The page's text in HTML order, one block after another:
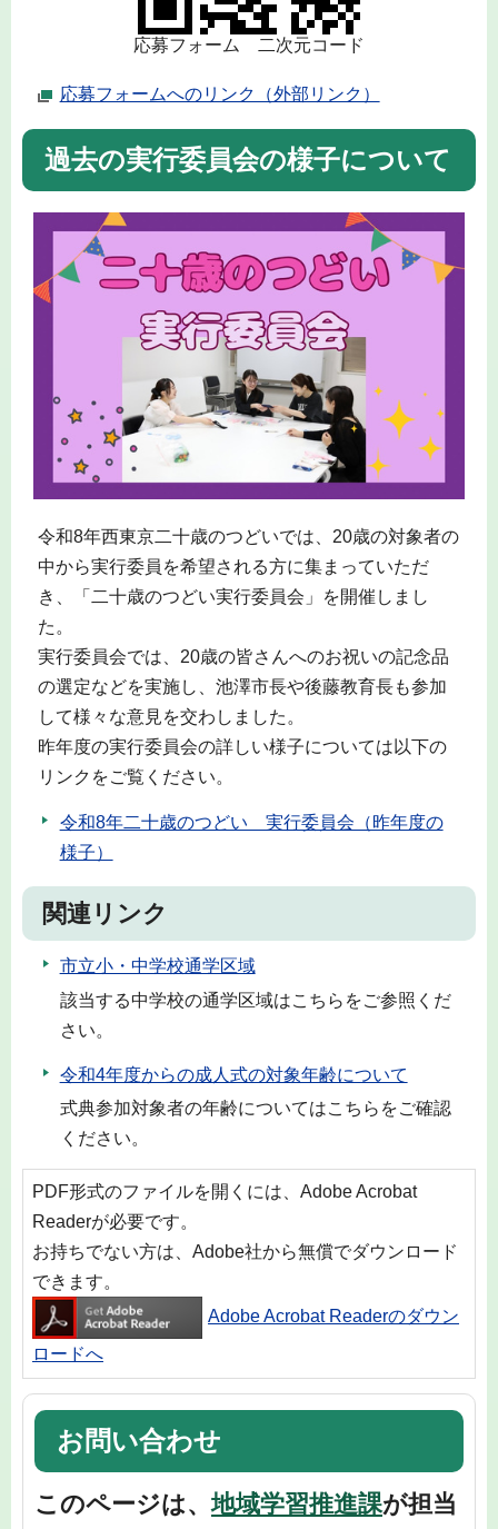
応募フォーム 二次元コード
応募フォームへのリンク（外部リンク）
過去の実行委員会の様子について
令和8年西東京二十歳のつどいでは、20歳の対象者の
中から実行委員を希望される方に集まっていただ
き、「二十歳のつどい実行委員会」を開催しまし
た。
実行委員会では、20歳の皆さんへのお祝いの記念品
の選定などを実施し、池澤市長や後藤教育長も参加
して様々な意見を交わしました。
昨年度の実行委員会の詳しい様子については以下の
リンクをご覧ください。
令和8年二十歳のつどい 実行委員会（昨年度の
様子）
関連リンク
市立小・中学校通学区域
該当する中学校の通学区域はこちらをご参照くだ
さい。
令和4年度からの成人式の対象年齢について
式典参加対象者の年齢についてはこちらをご確認
ください。
PDF形式のファイルを開くには、Adobe Acrobat
Readerが必要です。
お持ちでない方は、Adobe社から無償でダウンロード
できます。
Adobe Acrobat Readerのダウン
ロードへ
お問い合わせ
このページは、地域学習推進課が担当